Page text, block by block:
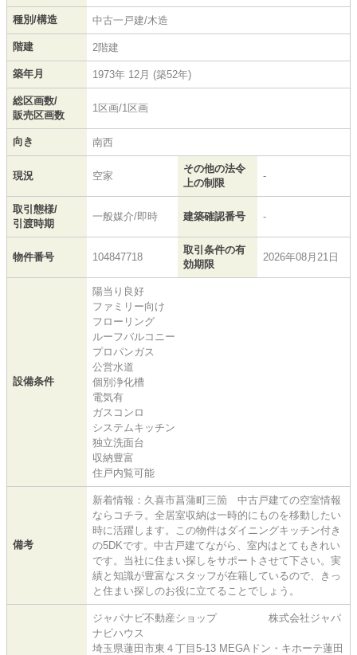
種別/構造 中古一戸建/木造
階建 2階建
築年月 1973年 12月 (築52年)
総区画数/
販売区画数
1区画/1区画
向き 南西
現況 空家
その他の法令
上の制限
-
取引態様/
引渡時期
一般媒介/即時 建築確認番号 -
物件番号 104847718
取引条件の有
効期限
2026年08月21日
設備条件
陽当り良好
ファミリー向け
フローリング
ルーフバルコニー
プロパンガス
公営水道
個別浄化槽
電気有
ガスコンロ
システムキッチン
独立洗面台
収納豊富
住戸内覧可能
備考
新着情報：久喜市菖蒲町三箇 中古戸建ての空室情報
ならコチラ。全居室収納は一時的にものを移動したい
時に活躍します。この物件はダイニングキッチン付き
の5DKです。中古戸建てながら、室内はとてもきれい
です。当社に住まい探しをサポートさせて下さい。実
績と知識が豊富なスタッフが在籍しているので、きっ
と住まい探しのお役に立てることでしょう。
ジャパナビ不動産ショップ 株式会社ジャパ
ナビハウス
埼玉県蓮田市東４丁目5-13 MEGAドン・キホーテ蓮田